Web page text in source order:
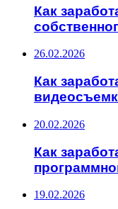
Как
26.02.2026
Как
20.02.2026
Как
19.02.2026